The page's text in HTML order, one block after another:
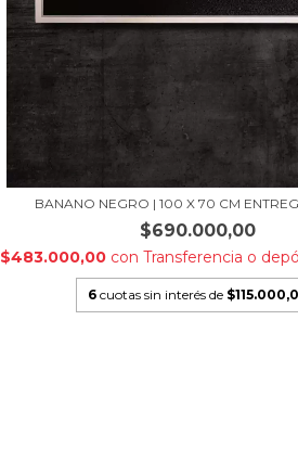
BANANO NEGRO | 100 X 70 CM
$690.000,00
$483.000,00 con Transferencia o
6 cuotas sin interés de